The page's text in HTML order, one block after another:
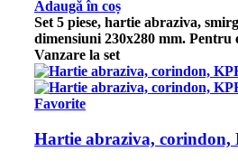
Adaugă în coș
Set 5 piese, hartie abraziva,
dimensiuni 230x280 mm. Pentru
Vanzare la set
Favorite
Hartie abraziva, corindon,